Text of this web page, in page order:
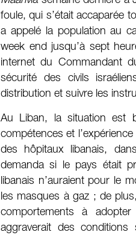
foule, qui s’était accaparée
a appelé la population au
week end jusqu’à sept
internet du Commandant
sécurité des civils
distribution et suivre les
Au Liban, la situation est
compétences et
des hôpitaux libanais,
demanda si le pays était
libanais n’auraient pour le
les masques à gaz ; de
comportements à
aggraverait des